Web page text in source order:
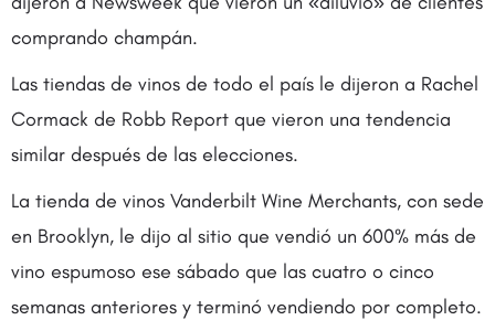
comprando champán.
Las tiendas de vinos de todo el país le dijeron a Rachel
Cormack de Robb Report que vieron una tendencia
similar después de las elecciones.
La tienda de vinos Vanderbilt Wine Merchants, con sede
en Brooklyn, le dijo al sitio que vendió un 600% más de
vino espumoso ese sábado que las cuatro o cinco
semanas anteriores y terminó vendiendo por completo.